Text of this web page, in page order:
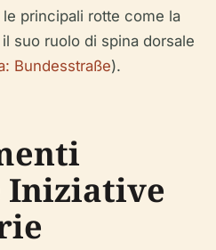
principali rotte come la
suo ruolo di spina dorsale
Bundesstraße).
Iniziative